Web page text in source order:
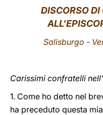
DISCORSO DI
ALL
Salisburgo -
Carissimi confratelli
1. Come ho detto nel
ha preceduto questa